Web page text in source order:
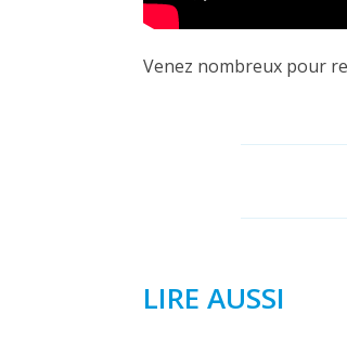
Venez nombreux pour
LIRE AUSSI